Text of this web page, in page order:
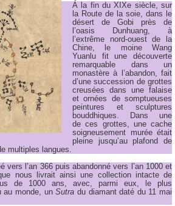
Á la fin du XIXe siècle, sur
la Route de la soie, dans le
désert de Gobi près de
l’oasis Dunhuang, à
l’extrême nord-ouest de la
Chine, le moine Wang
Yuanlu fit une découverte
remarquable dans un
monastère à l’abandon, fait
d’une succession de grottes
creusées dans une falaise
et ornées de somptueuses
peintures et sculptures
bouddhiques. Dans une
de ces grottes, une cache
soigneusement murée était
pleine jusqu’au plafond de
multiples langues.
vers l’an 366 puis abandonné vers l’an 1000 et
nous livrait ainsi une collection intacte de
de 1000 ans, avec, parmi eux, le plus
au monde, unSutra du diamant daté du 11 mai